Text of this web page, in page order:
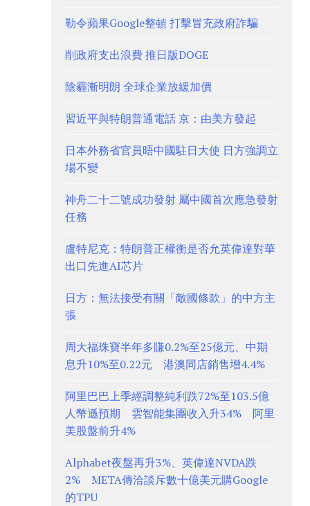
勒令蘋果Google整頓 打擊冒充政府詐騙
削政府支出浪費 推日版DOGE
陰霾漸明朗 全球企業放緩加價
習近平與特朗普通電話 京：由美方發起
日本外務省官員晤中國駐日大使 日方強調立
場不變
神舟二十二號成功發射 屬中國首次應急發射
任務
盧特尼克：特朗普正權衡是否允英偉達對華
出口先進AI芯片
日方：無法接受有關「敵國條款」的中方主
張
周大福珠寶半年多賺0.2%至25億元、中期
息升10%至0.22元 港澳同店銷售增4.4%
阿里巴巴上季經調整純利跌72%至103.5億
人幣遜預期 雲智能集團收入升34% 阿里
美股盤前升4%
Alphabet夜盤再升3%、英偉達NVDA跌
2% META傳洽談斥數十億美元購Google
的TPU